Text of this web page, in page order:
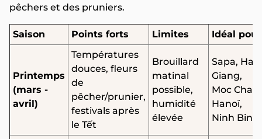
pêchers et des pruniers.
Saison Points forts Limites Idéal pour
Printemps
(mars -
avril)
Températures
douces, fleurs
de
pêcher/prunier,
festivals après
le Tết
Brouillard
matinal
possible,
humidité
élevée
Sapa, Ha
Giang,
Moc Chau,
Hanoï,
Ninh Binh